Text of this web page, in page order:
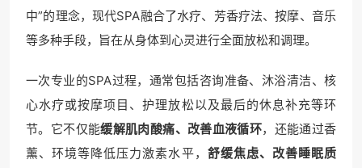
中”的理念，现代SPA融合了水疗、芳香疗法、按摩、音乐
等多种手段，旨在从身体到心灵进行全面放松和调理。
一次专业的SPA过程，通常包括咨询准备、沐浴清洁、核
心水疗或按摩项目、护理放松以及最后的休息补充等环
节。它不仅能缓解肌肉酸痛、改善血液循环，还能通过香
薰、环境等降低压力激素水平， 舒缓焦虑、改善睡眠质